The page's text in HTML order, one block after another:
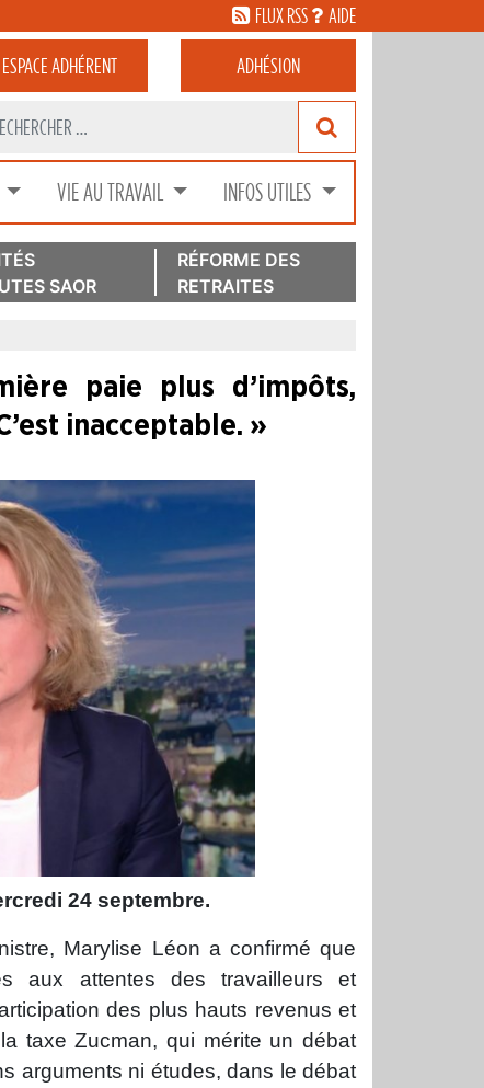
FLUX RSS AIDE
ESPACEADHÉRENT ADHÉSION
VIE AU TRAVAIL INFOS UTILES
SAOR
RÉFORME DES
RETRAITES
paie plus d’impôts,
inacceptable. »
24 septembre.
Marylise Léon a confirmé que
aux attentes des travailleurs et
des plus hauts revenus et
taxe Zucman, qui mérite un débat
arguments ni études, dans le débat